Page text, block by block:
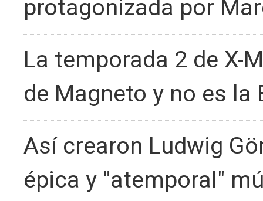
protagonizada por
La temporada 2 de X-
de Magneto y no es la
Así crearon Ludwig
épica y "atemporal"